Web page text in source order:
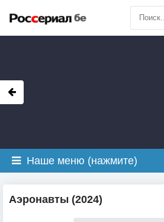
Наше меню (нажмите)
Аэронавты (2024)